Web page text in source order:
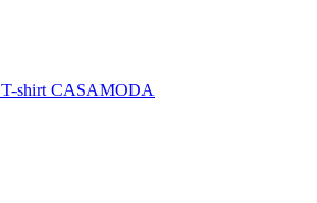
T-shirt CASAMODA